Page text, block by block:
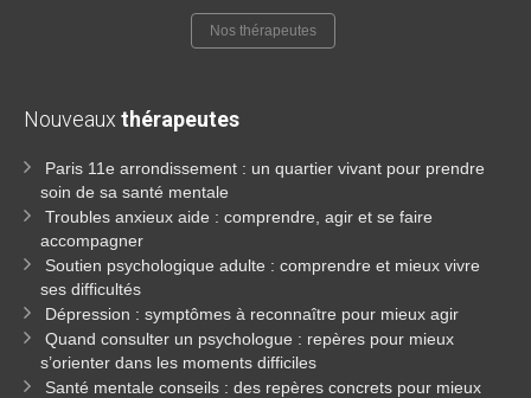
Nos thérapeutes
Nouveaux thérapeutes
Paris 11e arrondissement : un quartier vivant pour prendre
soin de sa santé mentale
Troubles anxieux aide : comprendre, agir et se faire
accompagner
Soutien psychologique adulte : comprendre et mieux vivre
ses difficultés
Dépression : symptômes à reconnaître pour mieux agir
Quand consulter un psychologue : repères pour mieux
s’orienter dans les moments difficiles
Santé mentale conseils : des repères concrets pour mieux